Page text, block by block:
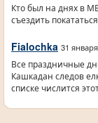
Кто был на днях в
съездить
Fialochka 31
Все праздничные
Кашкадан следов
списке числится